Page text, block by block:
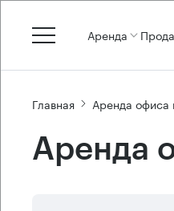
Аренда
Главная Аренда офиса
Аренда